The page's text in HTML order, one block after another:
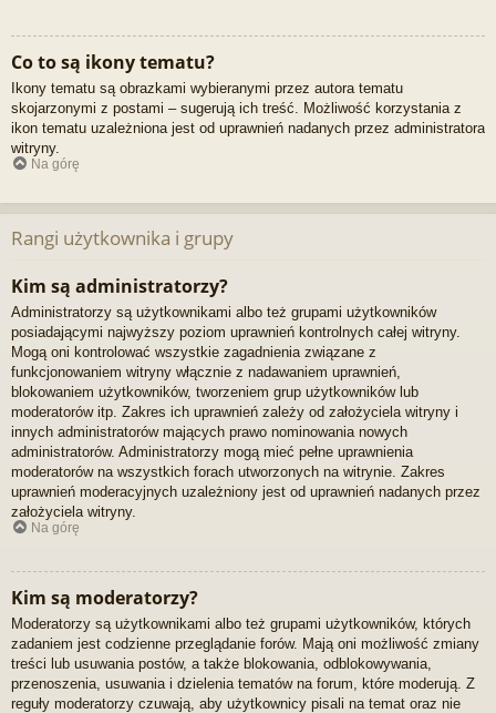
Co to są ikony tematu?
Ikony tematu są obrazkami wybieranymi przez autora tematu
skojarzonymi z postami – sugerują ich treść. Możliwość korzystania z
ikon tematu uzależniona jest od uprawnień nadanych przez administratora
witryny.
Na górę
Rangi użytkownika i grupy
Kim są administratorzy?
Administratorzy są użytkownikami albo też grupami użytkowników
posiadającymi najwyższy poziom uprawnień kontrolnych całej witryny.
Mogą oni kontrolować wszystkie zagadnienia związane z
funkcjonowaniem witryny włącznie z nadawaniem uprawnień,
blokowaniem użytkowników, tworzeniem grup użytkowników lub
moderatorów itp. Zakres ich uprawnień zależy od założyciela witryny i
innych administratorów mających prawo nominowania nowych
administratorów. Administratorzy mogą mieć pełne uprawnienia
moderatorów na wszystkich forach utworzonych na witrynie. Zakres
uprawnień moderacyjnych uzależniony jest od uprawnień nadanych przez
założyciela witryny.
Na górę
Kim są moderatorzy?
Moderatorzy są użytkownikami albo też grupami użytkowników, których
zadaniem jest codzienne przeglądanie forów. Mają oni możliwość zmiany
treści lub usuwania postów, a także blokowania, odblokowywania,
przenoszenia, usuwania i dzielenia tematów na forum, które moderują. Z
reguły moderatorzy czuwają, aby użytkownicy pisali na temat oraz nie